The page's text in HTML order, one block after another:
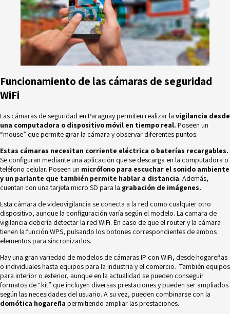
Funcionamiento de las cámaras de seguridad
WiFi
Las cámaras de seguridad en Paraguay permiten realizar la vigilancia desde
una computadora o dispositivo móvil en tiempo real. Poseen un
“mouse” que permite girar la cámara y observar diferentes puntos.
Estas cámaras necesitan corriente eléctrica o baterías recargables.
Se configuran mediante una aplicación que se descarga en la computadora o
teléfono celular. Poseen un micrófono para escuchar el sonido ambiente
y un parlante que también permite hablar a distancia. Además,
cuentan con una tarjeta micro SD para la grabación de imágenes.
Esta cámara de videovigilancia se conecta a la red como cualquier otro
dispositivo, aunque la configuración varía según el modelo. La camara de
vigilancia debería detectar la red WiFi. En caso de que el router y la cámara
tienen la función WPS, pulsando los botones correspondientes de ambos
elementos para sincronizarlos.
Hay una gran variedad de modelos de cámarasIP con WiFi, desde hogareñas
o individuales hasta equipos para la industria y el comercio. También equipos
para interior o exterior, aunque en la actualidad se pueden conseguir
formatos de “kit” que incluyen diversas prestaciones y pueden ser ampliados
según las necesidades del usuario. A su vez, pueden combinarse con la
domótica hogareña permitiendo ampliar las prestaciones.